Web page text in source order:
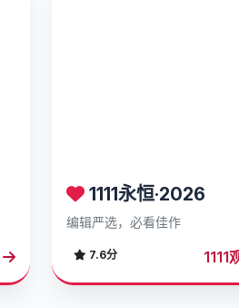
1111永恒·2026
编辑严选，必看佳作
7.6分 1111